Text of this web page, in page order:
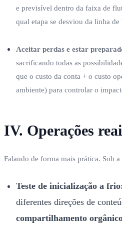
e previsível dentro da faixa de
qual etapa se desviou da linha
Aceitar perdas e estar
sacrificando todas as
que o custo da conta + o custo
ambiente) para controlar o
IV. Operações
Falando de forma mais prática. Sob
Teste de inicialização a
diferentes direções de
compartilhamento